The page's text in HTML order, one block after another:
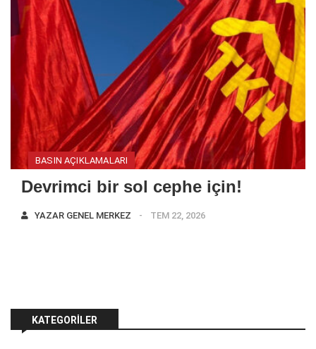
BASIN AÇIKLAMALARI
Devrimci bir sol cephe için!
YAZAR GENEL MERKEZ TEM 22, 2026
KATEGORILER